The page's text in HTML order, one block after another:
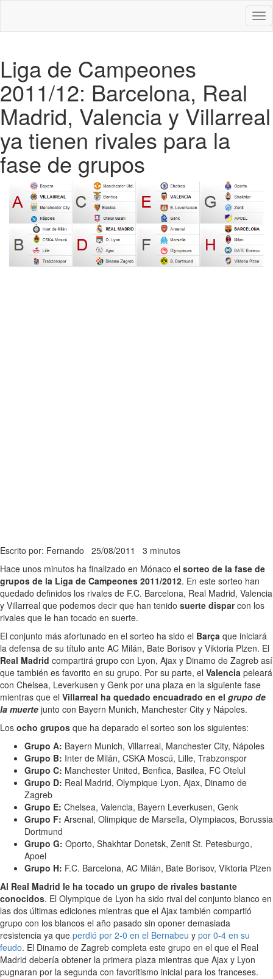
Liga de Campeones
2011/12: Barcelona, Real
Madrid, Valencia y Villarreal
ya tienen rivales para la
fase de grupos
Escrito por: Fernando 25/08/2011 3 minutos
Hace unos minutos ha finalizado en Mónaco el sorteo de la fase de
grupos de la Liga de Campeones 2011/2012. En este sorteo han
quedado definidos los rivales de F.C. Barcelona, Real Madrid, Valencia
y Villarreal que podemos decir que han tenido suerte disparcon los
rivales que le han tocado en suerte.
El conjunto más afortunado en el sorteo ha sido el Barça que iniciará
la defensa de su título ante AC Milán, Bate Borisov y Viktoria Plzen. El
Real Madrid compartirá grupo con Lyon, Ajax y Dinamo de Zagreb así
que también es favorito en su grupo. Por su parte, el Valencia peleará
con Chelsea, Leverkusen y Genk por una plaza en la siguiente fase
mientras que el Villarreal ha quedado encuadrado en el grupo de
la muerte junto con Bayern Munich, Manchester City y Nápoles.
Los ocho grupos que ha deparado el sorteo son los siguientes:
Grupo A: Bayern Munich, Villarreal, Manchester City, Nápoles
Grupo B: Inter de Milán, CSKA Moscú, Lille, Trabzonspor
Grupo C: Manchester United, Benfica, Basilea, FC Otelul
Grupo D: Real Madrid, Olympique Lyon, Ajax, Dinamo de
Zagreb
Grupo E: Chelsea, Valencia, Bayern Leverkusen, Genk
Grupo F: Arsenal, Olimpique de Marsella, Olympiacos, Borussia
Dortmund
Grupo G: Oporto, Shakhtar Donetsk, Zenit St. Petesburgo,
Apoel
Grupo H: F.C. Barcelona, AC Milán, Bate Borisov, Viktoria Plzen
Al Real Madrid le ha tocado un grupo de rivales bastante
conocidos. El Olympique de Lyon ha sido rival del conjunto blanco en
las dos últimas ediciones mientras que el Ajax también compartió
grupo con los blancos el año pasado sin oponer demasiada
resistencia ya que perdió por 2-0 en el Bernabeu y por 0-4 en su
feudo. El Dinamo de Zagreb completa este grupo en el que el Real
Madrid debería obtener la primera plaza mientras que Ajax y Lyon
pugnaran por la segunda con favoritismo inicial para los franceses.